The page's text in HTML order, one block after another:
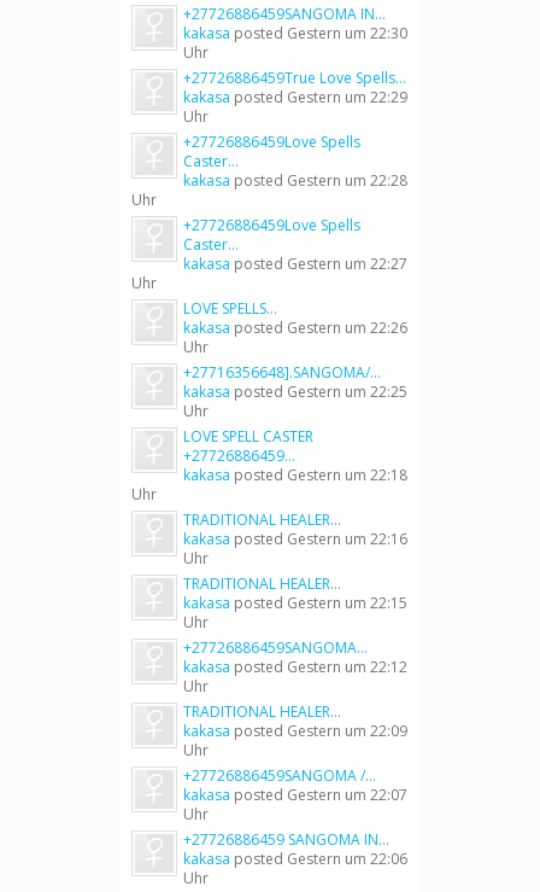
+27726886459SANGOMA IN...
kakasa posted Gestern um 22:30
Uhr
+27726886459True Love Spells...
kakasa posted Gestern um 22:29
Uhr
+27726886459Love Spells
Caster...
kakasa posted Gestern um 22:28
Uhr
+27726886459Love Spells
Caster...
kakasa posted Gestern um 22:27
Uhr
LOVE SPELLS...
kakasa posted Gestern um 22:26
Uhr
+27716356648].SANGOMA/...
kakasa posted Gestern um 22:25
Uhr
LOVE SPELL CASTER
+27726886459...
kakasa posted Gestern um 22:18
Uhr
TRADITIONAL HEALER...
kakasa posted Gestern um 22:16
Uhr
TRADITIONAL HEALER...
kakasa posted Gestern um 22:15
Uhr
+27726886459SANGOMA...
kakasa posted Gestern um 22:12
Uhr
TRADITIONAL HEALER...
kakasa posted Gestern um 22:09
Uhr
+27726886459SANGOMA /...
kakasa posted Gestern um 22:07
Uhr
+27726886459 SANGOMA IN...
kakasa posted Gestern um 22:06
Uhr